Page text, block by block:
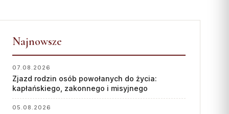
Biuro
Współpraca
„GŁOS Z TORUNIA"
Redakcja
Archiwum
Ofiary na seminarium
Najnowsze
07.08.2026
Zjazd rodzin osób powołanych do życia:
kapłańskiego, zakonnego i misyjnego
05.08.2026